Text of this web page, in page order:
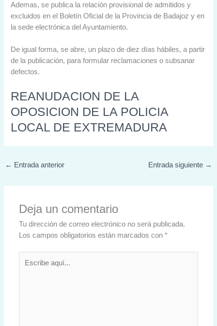
Ademas, se publica la relación provisional de admitidos y
excluidos en el Boletín Oficial de la Provincia de Badajoz y en
la sede electrónica del Ayuntamiento.
De igual forma, se abre, un plazo de diez días hábiles, a partir
de la publicación, para formular reclamaciones o subsanar
defectos.
REANUDACION DE LA
OPOSICION DE LA POLICIA
LOCAL DE EXTREMADURA
← Entrada anterior Entrada siguiente →
Deja un comentario
Tu dirección de correo electrónico no será publicada.
Los campos obligatorios están marcados con*
aquí...